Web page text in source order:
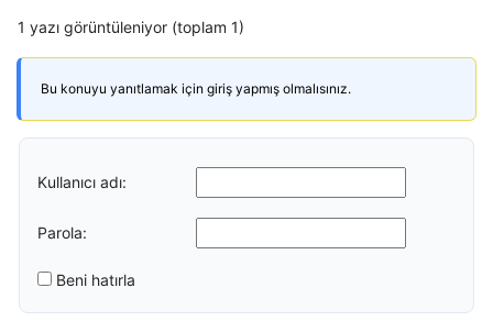
1 yazı görüntüleniyor (toplam 1)
Bu konuyu yanıtlamak için giriş yapmış olmalısınız.
Kullanıcı adı:
Parola:
Beni hatırla